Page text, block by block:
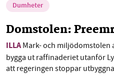
Dumheter
Domstolen:
ILLAMark- och miljödomstolen
bygga ut raffinaderiet utanför
att regeringen stoppar